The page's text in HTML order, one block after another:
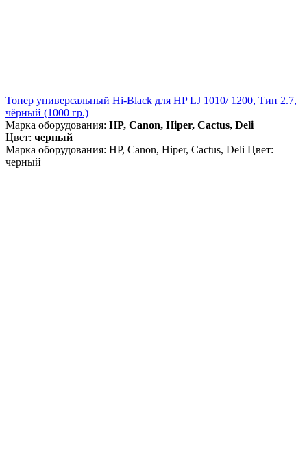
Тонер универсальный Hi-Black для HP LJ 1010/ 1200, Тип 2.7,
чёрный (1000 гр.)
Марка оборудования: HP, Canon, Hiper, Cactus, Deli
Цвет: черный
Марка оборудования: HP, Canon, Hiper, Cactus, Deli Цвет:
черный